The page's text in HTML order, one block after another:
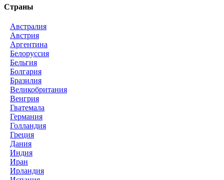
Страны
Австралия
Австрия
Аргентина
Белоруссия
Бельгия
Болгария
Бразилия
Великобритания
Венгрия
Гватемала
Германия
Голландия
Греция
Дания
Индия
Иран
Ирландия